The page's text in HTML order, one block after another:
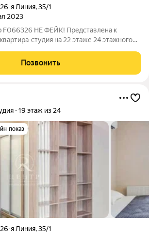
я Линия,35/1
2023
студия на 22 этаже 24 этажного
мягкая мебель, импортная сантехника,
Позвонить
19 этаж из 24
показ
я Линия,35/1